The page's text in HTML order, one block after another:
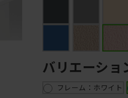
バリエーショ
フレーム：ホワイト